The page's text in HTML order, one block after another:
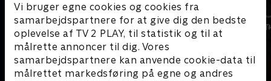
Vi bruger egne cookies og cookies fra
samarbejdspartnere for at give dig den bedste
oplevelse af TV 2 PLAY, til statistik og til at
målrette annoncer til dig. Vores
samarbejdspartnere kan anvende cookie-data til
målrettet markedsføring på egne og andres